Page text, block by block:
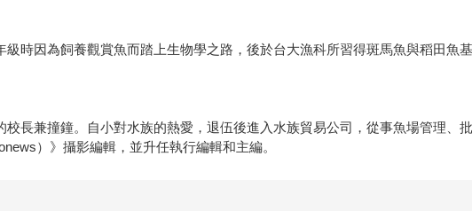
時因為飼養觀賞魚而踏上生物學之路，後於台大漁科所習得斑馬魚與稻田魚
長兼撞鐘。自小對水族的熱愛，退伍後進入水族貿易公司，從事魚場管理、
）》攝影編輯，並升任執行編輯和主編。